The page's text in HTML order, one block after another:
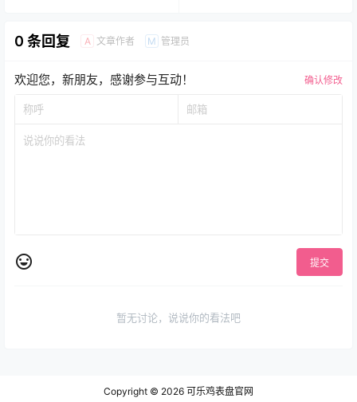
0 条回复 A 文章作者 M 管理员
欢迎您，新朋友，感谢参与互动！ 确认修改
提交
暂无讨论，说说你的看法吧
Copyright © 2026 可乐鸡表盘官网